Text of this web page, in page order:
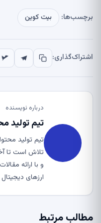
برچسب‌ها: بیت کوین
اشتراک‌گذاری:
درباره نویسنده
تیم تولید
تیم تولید
تلاش است تا
و با ارائه
ارزهای
مطالب مرتبط